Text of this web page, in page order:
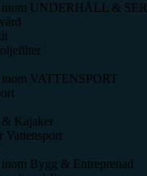
UNDERHÅLL &
VATTENSPORT
& Kajaker
Vattensport
Bygg & Entreprenad